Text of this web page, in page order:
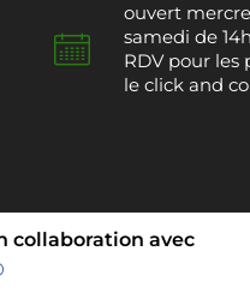
ouvert
samedi de
RDV pour les
le click and
collaboration avec